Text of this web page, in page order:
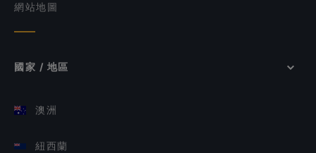
網站地圖
國家 / 地區
澳洲
紐西蘭